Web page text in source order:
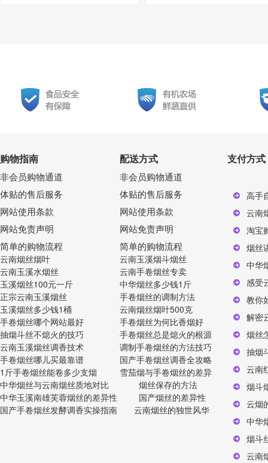
购物指南
非会员购物通道
体贴的售后服务
网站使用条款
网站免责声明
简单的购物流程
云南烟丝烟叶
云南玉溪水烟丝
玉溪烟丝100元一斤
正宗云南玉溪烟丝
玉溪烟丝多少钱1桶
手卷烟丝哪个网站最好
抽烟斗丝不熄火的技巧
云南玉溪烟丝调香技术
手卷烟丝哪儿买最靠谱
1斤手卷烟丝能卷多少支烟
中华烟丝与云南烟丝质地对比
中华玉溪南雄芙蓉烟丝的差异性
国产手卷烟丝发酵调香实操指南
配送方式
非会员购物通道
体贴的售后服务
网站使用条款
网站免责声明
简单的购物流程
云南玉溪烟斗烟丝
云南手卷烟丝专卖
中华烟丝多少钱1斤
手卷烟丝的调制方法
云南烟丝烟叶500克
手卷烟丝为何比香烟好
手卷烟丝总是熄火的根源
调制手卷烟丝的方法技巧
国产手卷烟丝调香全攻略
雪茄烟与手卷烟丝的差异
烟丝保存的方法
国产烟丝的差异性
云南烟丝的独世风华
支付方式
高手
云南
淘宝
烟丝
中华
感受
教你
解密
烟丝
抽烟
云南
烟斗
云烟
中华
烟斗
云南